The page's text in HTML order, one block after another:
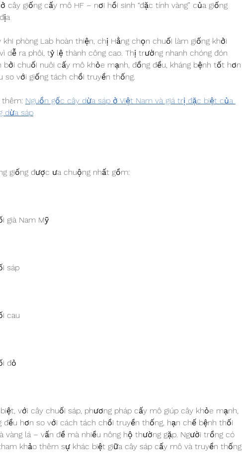
cây giống cấy mô HF – nơi hồi sinh “đặc tính vàng” của giống
khi phòng Lab hoàn thiện, chị Hằng chọn chuối làm giống khởi
dễ ra phôi, tỷ lệ thành công cao. Thị trường nhanh chóng đón
bởi chuối nuôi cấy mô khỏe mạnh, đồng đều, kháng bệnh tốt hơn
so với giống tách chồi truyền thống.
thêm: Nguồn gốc cây dừa sáp ở Việt Nam và giá trị đặc biệt của
dừa sáp
giống được ưa chuộng nhất gồm:
già Nam Mỹ
sáp
cau
đỏ
với cây chuối sáp, phương pháp cấy mô giúp cây khỏe mạnh,
đều hơn so với cách tách chồi truyền thống, hạn chế bệnh thối
vàng lá – vấn đề mà nhiều nông hộ thường gặp. Người trồng có
khảo thêm sự khác biệt giữa cây sáp cấy mô và truyền thống